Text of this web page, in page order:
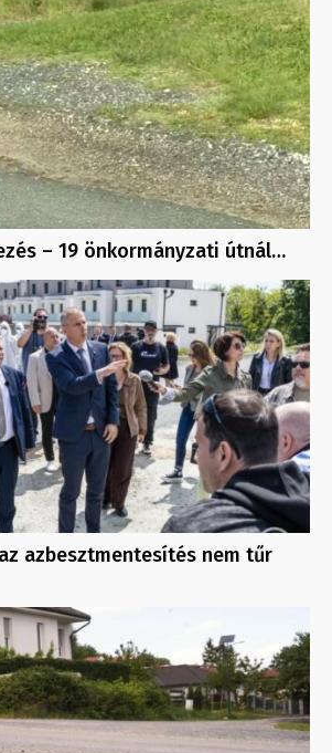
– 19 önkormányzati útnál…
azbesztmentesítés nem tűr